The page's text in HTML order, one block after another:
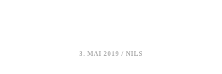
3. MAI 2019 /NILS